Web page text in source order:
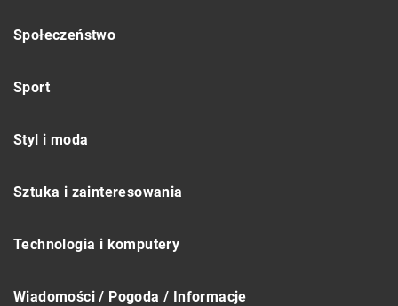
Społeczeństwo
Sport
Styl i moda
Sztuka i zainteresowania
Technologia i komputery
Wiadomości / Pogoda / Informacje